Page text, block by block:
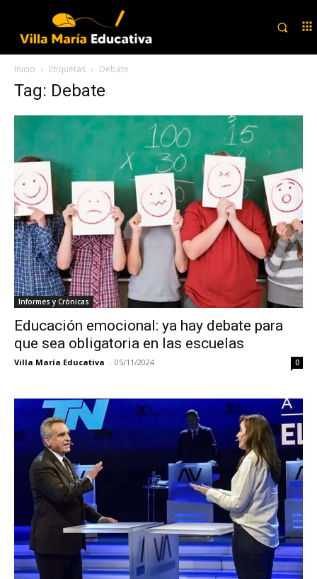
Inicio Etiquetas Debate
Tag: Debate
Informes y Crónicas
Educación emocional: ya hay debate para
que sea obligatoria en las escuelas
Villa María Educativa - 05/11/2024 0